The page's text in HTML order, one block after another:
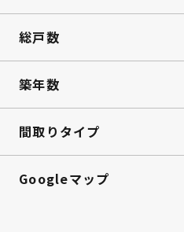
総戸数
築年数
間取りタイプ
Googleマップ